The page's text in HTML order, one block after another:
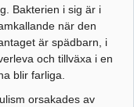
Bakterien i sig är i
när den
är spädbarn, i
och tillväxa i en
blir farliga.
orsakades av